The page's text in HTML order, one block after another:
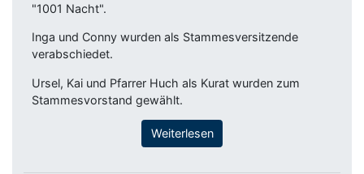
"1001 Nacht".
Inga und Conny wurden als Stammesversitzende
verabschiedet.
Ursel, Kai und Pfarrer Huch als Kurat wurden zum
Stammesvorstand gewählt.
Weiterlesen